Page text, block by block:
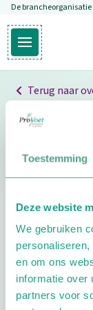
Toestemming
Deze website
We gebruiken
en om ons
informatie over
partners voor
Overslaan en
De
Open
Terug naar
Professionals
pedicure.